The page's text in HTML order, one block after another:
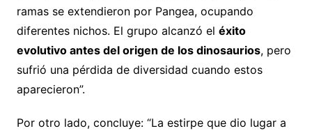
ramas se extendieron por Pangea, ocupando
diferentes nichos. El grupo alcanzó el éxito
evolutivo antes del origen de los dinosaurios, pero
sufrió una pérdida de diversidad cuando estos
aparecieron”.
Por otro lado, concluye: “La estirpe que dio lugar a